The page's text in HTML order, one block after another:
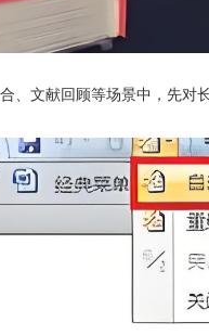
合、文献回顾等场景中，先